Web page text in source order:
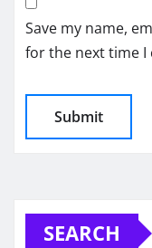
Save my name,
for the next time I
SEARCH